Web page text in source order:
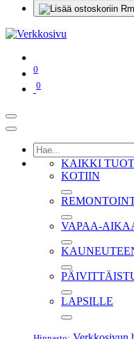
0
0
KAIKKI
KOTIIN
VAPAA-
LAPSILLE